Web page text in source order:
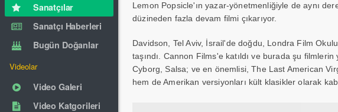
Sanatçılar
Sanatçı Haberleri
Bugün Doğanlar
Videolar
Video Galeri
Video Katgorileri
Lemon Popsicle'ın yazar-yönetmenliğiyle de aynı
düzineden fazla devam filmi çıkarıyor.
Davidson, Tel Aviv, İsrail'de doğdu, Londra Film
taşındı. Cannon Films'e katıldı ve burada şu
Cyborg, Salsa; ve en önemlisi, The Last American
hem de Amerikan versiyonları kült klasikler olarak